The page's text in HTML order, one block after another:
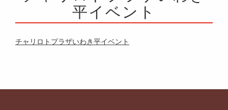
平イベント
チャリロトプラザいわき平イベント